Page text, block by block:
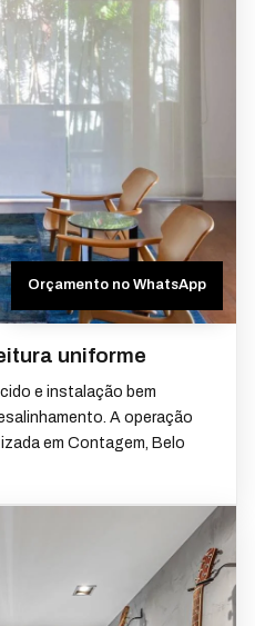
uniforme
e instalação bem
A operação
em Contagem, Belo
Orçamento no WhatsApp